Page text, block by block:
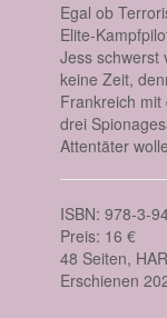
Egal ob
Elite-
Jess schwerst
keine Zeit,
Frankreich
drei
Attentäter
ISBN: 978-3-
Preis: 16 €
48 Seiten,
Erschienen